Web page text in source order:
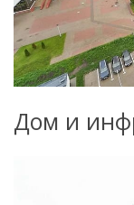
Дом и